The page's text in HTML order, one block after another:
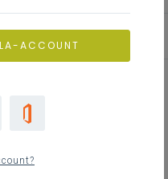
ACCOUNT